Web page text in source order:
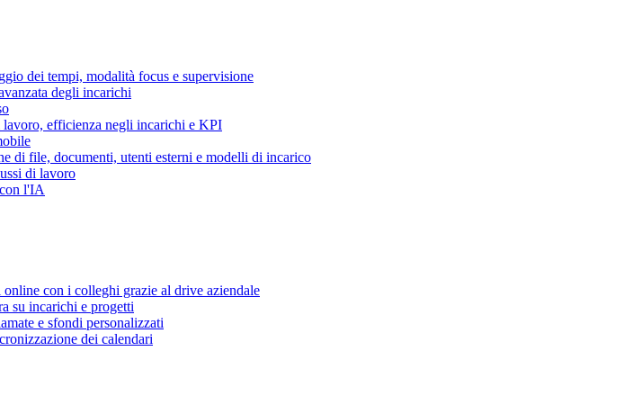
dei tempi, modalità focus e supervisione
degli incarichi
efficienza negli incarichi e KPI
di file, documenti, utenti esterni e modelli di incarico
di lavoro
l'IA
con i colleghi grazie al drive aziendale
su incarichi e progetti
e sfondi personalizzati
dei calendari